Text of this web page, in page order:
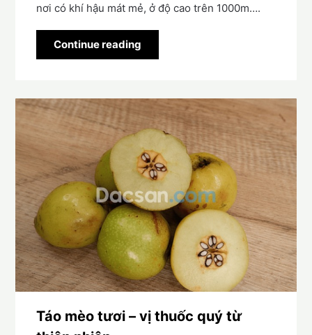
nơi có khí hậu mát mẻ, ở độ cao trên 1000m….
Continue reading
Táo mèo tươi – vị thuốc quý từ